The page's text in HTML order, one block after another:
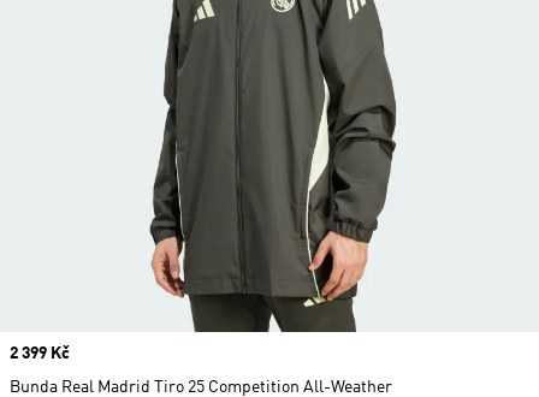
Price
2 399 Kč
Bunda Real Madrid Tiro 25 Competition All-Weather